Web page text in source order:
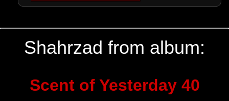
Shahrzad from album:
Scent of Yesterday 40